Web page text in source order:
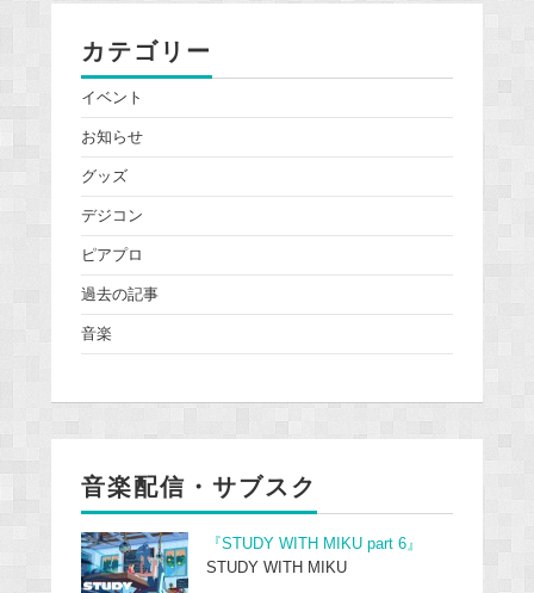
カテゴリー
イベント
お知らせ
グッズ
デジコン
ピアプロ
過去の記事
音楽
音楽配信・サブスク
『STUDY WITH MIKU part 6』
STUDY WITH MIKU